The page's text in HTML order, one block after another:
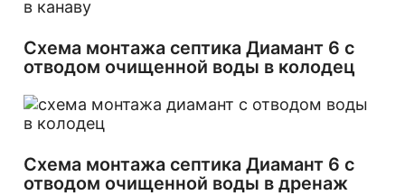
Схема монтажа септика Диамант 6 с
отводом очищенной воды в колодец
Схема монтажа септика Диамант 6 с
отводом очищенной воды в дренаж